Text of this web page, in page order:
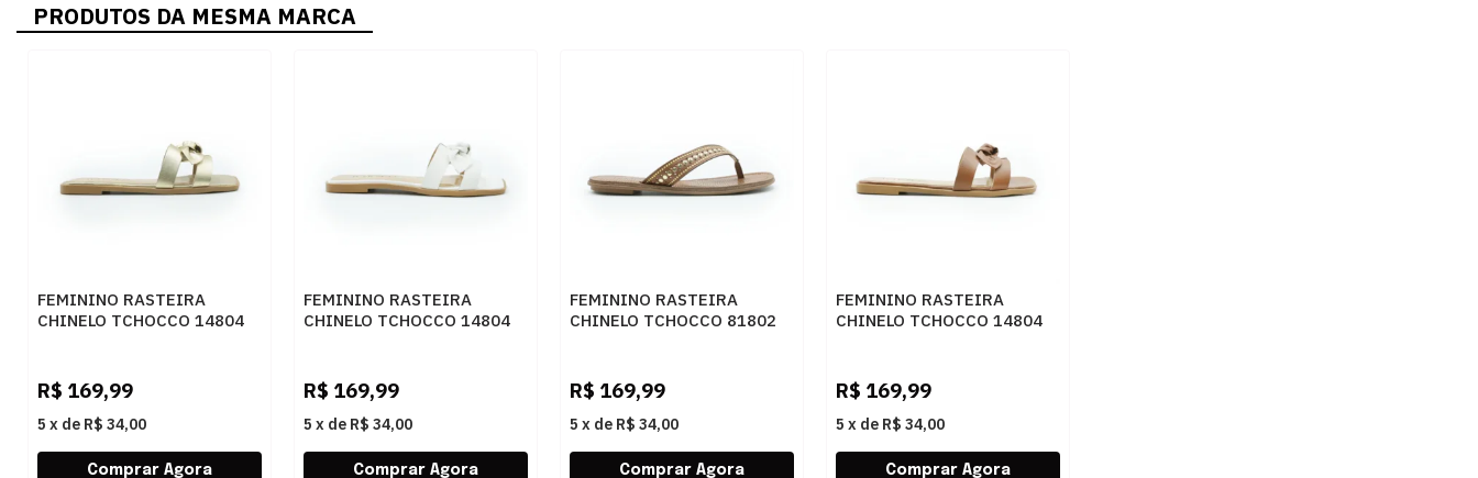
PRODUTOS DA MESMA MARCA
FEMININO RASTEIRA
CHINELO TCHOCCO 14804
R$ 169,99
5 x de R$ 34,00
FEMININO RASTEIRA
CHINELO TCHOCCO 14804
R$ 169,99
5 x de R$ 34,00
FEMININO RASTEIRA
CHINELO TCHOCCO 81802
R$ 169,99
5 x de R$ 34,00
FEMININO RASTEIRA
CHINELO TCHOCCO 14804
R$ 169,99
5 x de R$ 34,00